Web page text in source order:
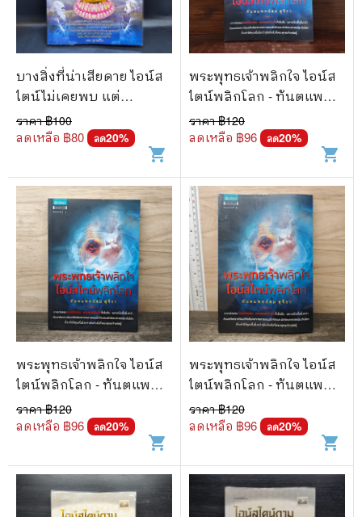
บางสิ่งที่น่าเสียดาย ไอน์ส
ไตน์ไม่เคยพบ แต่
พระพุทธเจ้าเห็น - เหม
ญาณวีโร
ราคา ฿100
ลดเหลือ ฿80 ลด20%
shopping_cart
พระพุทธเจ้าพลิกใจ ไอน์ส
ไตน์พลิกโลก - ทันตแพทย์
สม สุจีรา
ราคา ฿120
ลดเหลือ ฿96 ลด20%
shopping_cart
พระพุทธเจ้าพลิกใจ ไอน์ส
ไตน์พลิกโลก - ทันตแพทย์
สม สุจีรา
ราคา ฿120
ลดเหลือ ฿96 ลด20%
shopping_cart
พระพุทธเจ้าพลิกใจ ไอน์ส
ไตน์พลิกโลก - ทันตแพทย์
สม สุจีรา
ราคา ฿120
ลดเหลือ ฿96 ลด20%
shopping_cart